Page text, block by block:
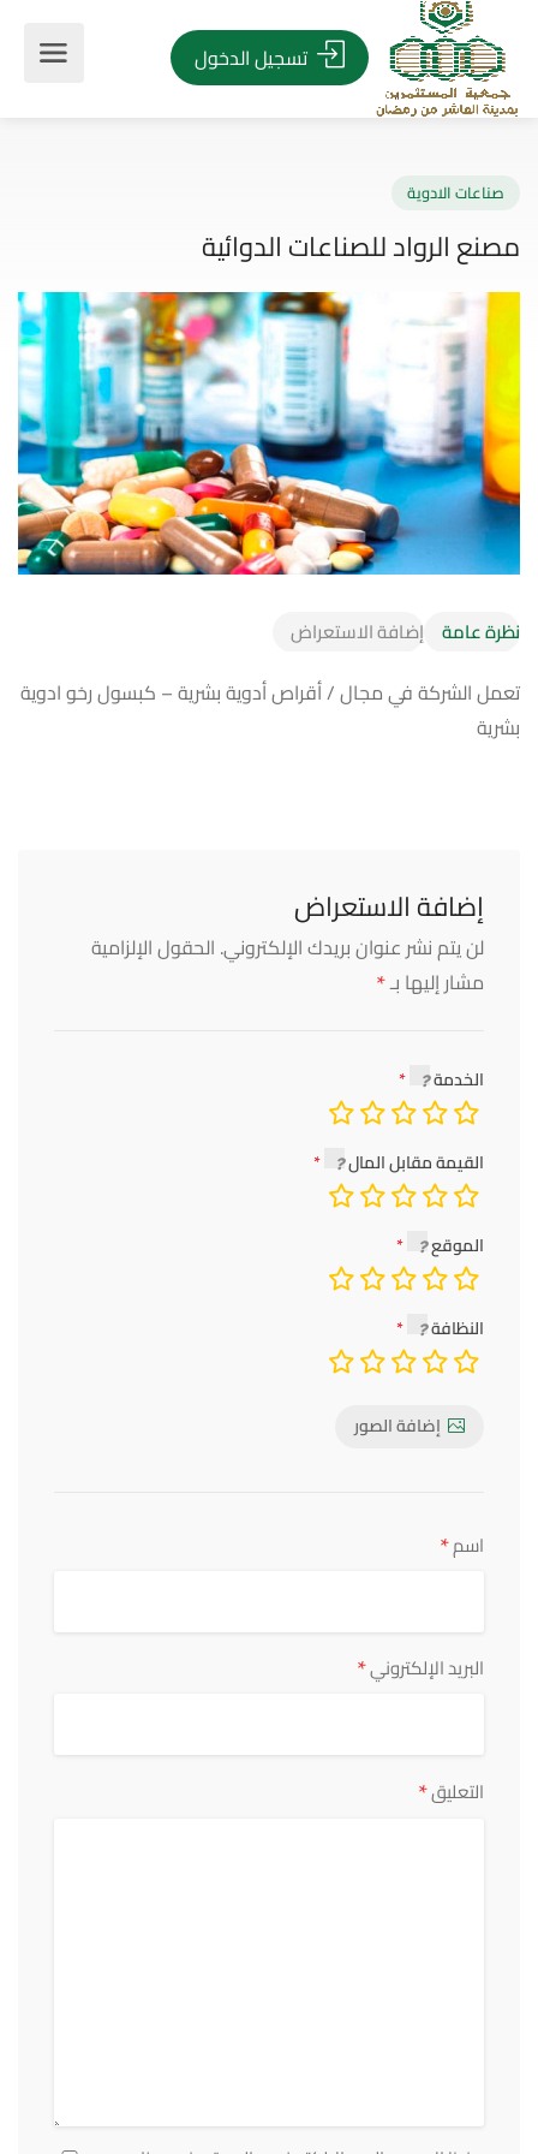
تسجيل الدخول
الرواد للصناعات الدوائية
نظرة عامة إضافة الاستعراض
تعمل الشركة في مجال / أقراص أدوية بشرية – كبسول رخو ادوية
بشرية
إضافة الاستعراض
لن يتم نشر عنوان بريدك الإلكتروني. الحقول الإلزامية
مشار إليها بـ*
الخدمة
القيمة مقابل المال
الموقع
النظافة
إضافة الصور
اسم*
البريد الإلكتروني*
التعليق*